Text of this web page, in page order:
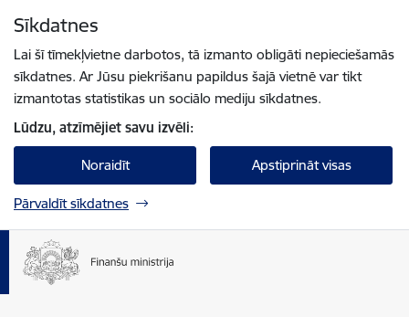
Sīkdatnes
Lai šī tīmekļvietne darbotos, tā izmanto obligāti nepieciešamās
sīkdatnes. Ar Jūsu piekrišanu papildus šajā vietnē var tikt
izmantotas statistikas un sociālo mediju sīkdatnes.
Lūdzu, atzīmējiet savu izvēli:
Noraidīt Apstiprināt visas
Pārvaldīt sīkdatnes